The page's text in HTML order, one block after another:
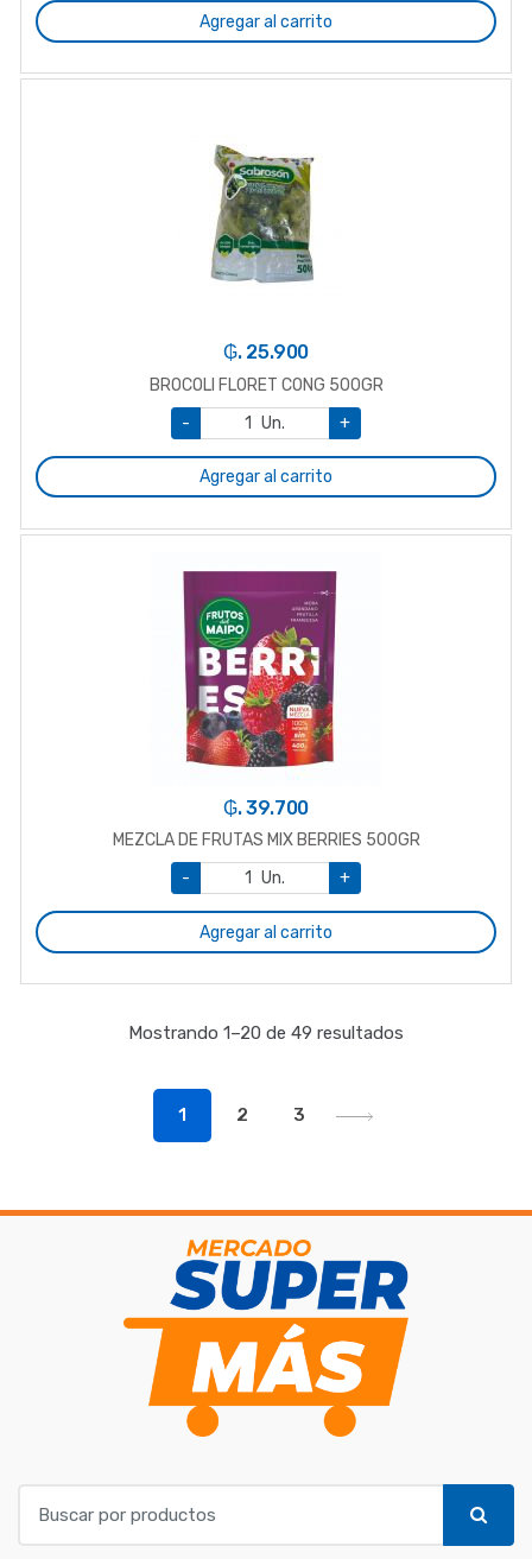
Agregar al carrito
₲. 25.900
BROCOLI FLORET CONG 500GR
-
Un. +
Agregar al carrito
₲. 39.700
MEZCLA DE FRUTAS MIX BERRIES 500GR
-
Un. +
Agregar al carrito
Mostrando 1–20 de 49 resultados
1 2 3